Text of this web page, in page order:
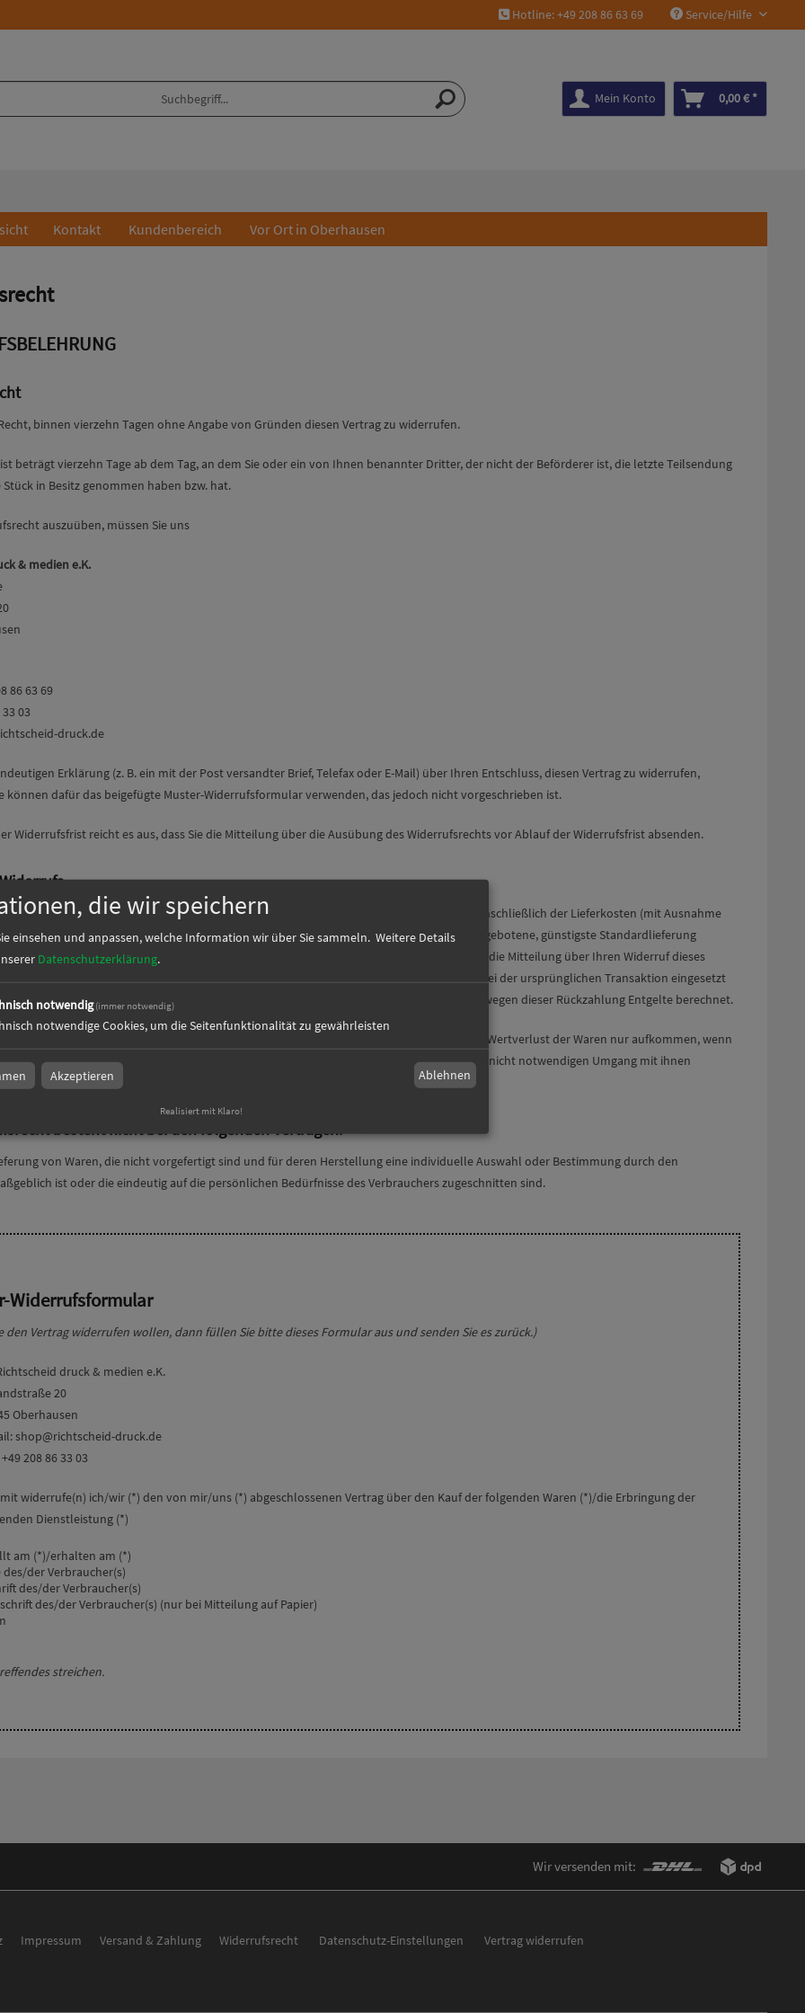
Hotline: +49 208 86 63 69 Service/Hilfe
Mein Konto 0,00 € *
Kontakt Kundenbereich Vor Ort in Oberhausen
binnen vierzehn Tagen ohne Angabe von Gründen diesen Vertrag zu widerrufen.
beträgt vierzehn Tage ab dem Tag, an dem Sie oder ein von Ihnen benannter Dritter, der nicht der Beförderer ist, die letzte Teilsendung
in Besitz genommen haben bzw. hat.
auszuüben, müssen Sie uns
& medien e.K.
86 63 69
03
druck.de
Erklärung (z. B. ein mit der Post versandter Brief, Telefax oder E-Mail) über Ihren Entschluss, diesen Vertrag zu widerrufen,
können dafür das beigefügte Muster-Widerrufsformular verwenden, das jedoch nicht vorgeschrieben ist.
Widerrufsfrist reicht es aus, dass Sie die Mitteilung über die Ausübung des Widerrufsrechts vor Ablauf der Widerrufsfrist absenden.
Vertrag widerrufen, haben wir Ihnen alle Zahlungen, die wir von Ihnen erhalten haben, einschließlich der Lieferkosten (mit Ausnahme
Kosten, die sich daraus ergeben, dass Sie eine andere Art der Lieferung als die von uns angebotene, günstigste Standardlieferung
unverzüglich und spätestens binnen vierzehn Tagen ab dem Tag zurückzuzahlen, an dem die Mitteilung über Ihren Widerruf dieses
eingegangen ist. Für diese Rückzahlung verwenden wir dasselbe Zahlungsmittel, das Sie bei der ursprünglichen Transaktion eingesetzt
mit Ihnen wurde ausdrücklich etwas anderes vereinbart; in keinem Fall werden Ihnen wegen dieser Rückzahlung Entgelte berechnet.
ab. Wir tragen die Kosten der Rücksendung der Waren. Sie müssen für einen etwaigen Wertverlust der Waren nur aufkommen, wenn
auf einen zur Prüfung der Beschaffenheit, Eigenschaften und Funktionsweise der Waren nicht notwendigen Umgang mit ihnen
ist.
besteht nicht bei den folgenden Verträgen:
von Waren, die nicht vorgefertigt sind und für deren Herstellung eine individuelle Auswahl oder Bestimmung durch den
ist oder die eindeutig auf die persönlichen Bedürfnisse des Verbrauchers zugeschnitten sind.
Widerrufsformular
den Vertrag widerrufen wollen, dann füllen Sie bitte dieses Formular aus und senden Sie es zurück.)
druck & medien e.K.
20
Oberhausen
shop@richtscheid-druck.de
+49 208 86 33 03
widerrufe(n) ich/wir (*) den von mir/uns (*) abgeschlossenen Vertrag über den Kauf der folgenden Waren (*)/die Erbringung der
Dienstleistung (*)
am (*)/erhalten am (*)
des/der Verbraucher(s)
des/der Verbraucher(s)
des/der Verbraucher(s) (nur bei Mitteilung auf Papier)
streichen.
Wir versenden mit:
Impressum Versand & Zahlung Widerrufsrecht Datenschutz-Einstellungen Vertrag widerrufen
die wir speichern
einsehen und anpassen, welche Information wir über Sie sammeln. Weitere Details
Datenschutzerklärung.
notwendig (immer notwendig)
notwendige Cookies, um die Seitenfunktionalität zu gewährleisten
Akzeptieren Ablehnen
Realisiert mit Klaro!